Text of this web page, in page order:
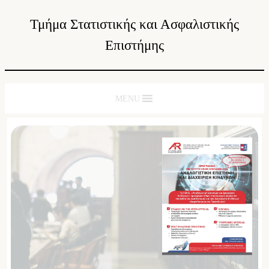
Τμήμα Στατιστικής και Ασφαλιστικής
Επιστήμης
MENU